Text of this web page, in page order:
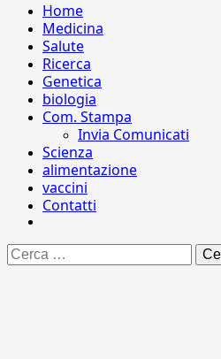
Home
Medicina
Salute
Ricerca
Genetica
biologia
Com. Stampa
Invia Comunicati
Scienza
alimentazione
vaccini
Contatti
Ricerca
per: